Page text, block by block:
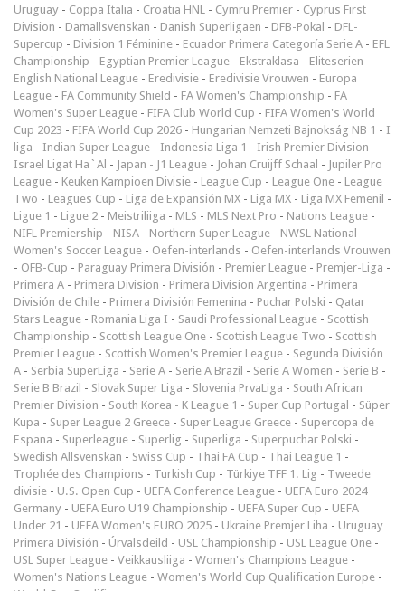
Uruguay - Coppa Italia - Croatia HNL - Cymru Premier - Cyprus First
Division - Damallsvenskan - Danish Superligaen - DFB-Pokal - DFL-
Supercup - Division 1 Féminine - Ecuador Primera Categoría Serie A - EFL
Championship - Egyptian Premier League - Ekstraklasa - Eliteserien -
English National League - Eredivisie - Eredivisie Vrouwen - Europa
League - FA Community Shield - FA Women's Championship - FA
Women's Super League - FIFA Club World Cup - FIFA Women's World
Cup 2023 - FIFA World Cup 2026 - Hungarian Nemzeti Bajnokság NB 1 - I
liga - Indian Super League - Indonesia Liga 1 - Irish Premier Division -
Israel Ligat Ha`Al - Japan - J1 League - Johan Cruijff Schaal - Jupiler Pro
League - Keuken Kampioen Divisie - League Cup - League One - League
Two - Leagues Cup - Liga de Expansión MX - Liga MX - Liga MX Femenil -
Ligue 1 - Ligue 2 - Meistriliiga - MLS - MLS Next Pro - Nations League -
NIFL Premiership - NISA - Northern Super League - NWSL National
Women's Soccer League - Oefen-interlands - Oefen-interlands Vrouwen
- ÖFB-Cup - Paraguay Primera División - Premier League - Premjer-Liga -
Primera A - Primera Division - Primera Division Argentina - Primera
División de Chile - Primera División Femenina - Puchar Polski - Qatar
Stars League - Romania Liga I - Saudi Professional League - Scottish
Championship - Scottish League One - Scottish League Two - Scottish
Premier League - Scottish Women's Premier League - Segunda División
A - Serbia SuperLiga - Serie A - Serie A Brazil - Serie A Women - Serie B -
Serie B Brazil - Slovak Super Liga - Slovenia PrvaLiga - South African
Premier Division - South Korea - K League 1 - Super Cup Portugal - Süper
Kupa - Super League 2 Greece - Super League Greece - Supercopa de
Espana - Superleague - Superlig - Superliga - Superpuchar Polski -
Swedish Allsvenskan - Swiss Cup - Thai FA Cup - Thai League 1 -
Trophée des Champions - Turkish Cup - Türkiye TFF 1. Lig - Tweede
divisie - U.S. Open Cup - UEFA Conference League - UEFA Euro 2024
Germany - UEFA Euro U19 Championship - UEFA Super Cup - UEFA
Under 21 - UEFA Women's EURO 2025 - Ukraine Premjer Liha - Uruguay
Primera División - Úrvalsdeild - USL Championship - USL League One -
USL Super League - Veikkausliiga - Women's Champions League -
Women's Nations League - Women's World Cup Qualification Europe -